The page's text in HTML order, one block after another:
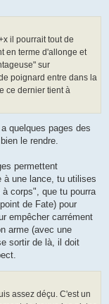
il pourrait tout de
en terme d'allonge et
sur
poignard entre dans la
ce dernier tient à
quelques pages des
le rendre.
permettent
à une lance, tu utilises
corps", que tu pourra
de Fate) pour
empêcher carrément
arme (avec une
sortir de là, il doit
assez déçu. C'est un